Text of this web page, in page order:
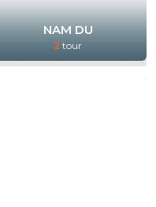
NAM DU
2 tour